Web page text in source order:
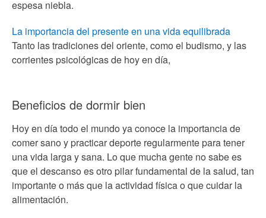
espesa niebla.
La importancia del presente en una vida equilibrada
Tanto las tradiciones del oriente, como el budismo, y las
corrientes psicológicas de hoy en día,
Beneficios de dormir bien
Hoy en día todo el mundo ya conoce la importancia de
comer sano y practicar deporte regularmente para tener
una vida larga y sana. Lo que mucha gente no sabe es
que el descanso es otro pilar fundamental de la salud, tan
importante o más que la actividad física o que cuidar la
alimentación.